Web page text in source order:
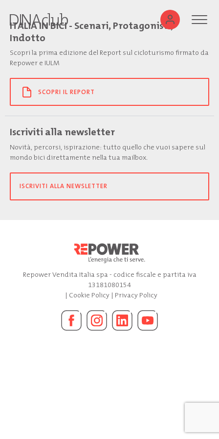
ITALIA IN BICI - Scenari, Protagonisti,
Indotto
Scopri la prima edizione del Report sul cicloturismo firmato da
Repower e IULM
SCOPRI IL REPORT
Iscriviti alla newsletter
Novità, percorsi, ispirazione: tutto quello che vuoi sapere sul
mondo bici direttamente nella tua mailbox.
ISCRIVITI ALLA NEWSLETTER
Repower Vendita Italia spa - codice fiscale e partita iva
13181080154
| Cookie Policy| Privacy Policy